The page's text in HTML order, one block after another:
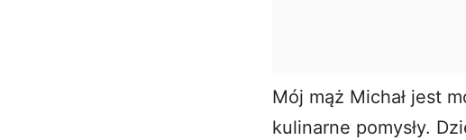
Mój mąż Michał jest
kulinarne pomysły.